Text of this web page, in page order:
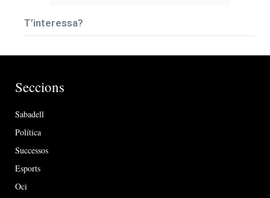
T’interessa?
Seccions
Sabadell
Política
Successos
Esports
Oci